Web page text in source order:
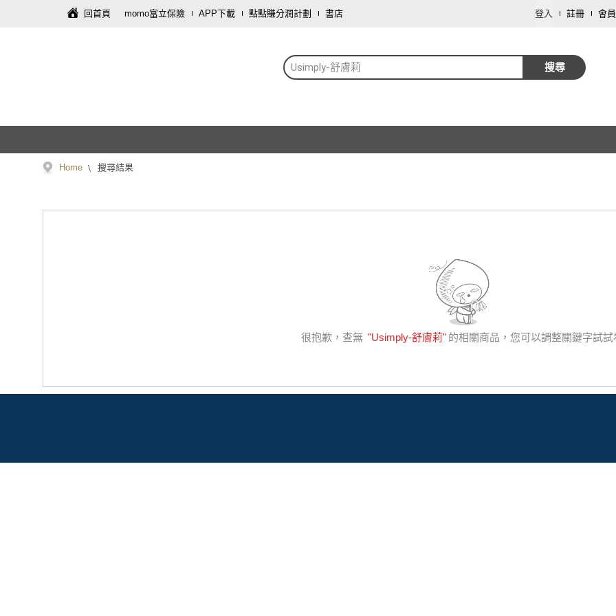
回首頁 momo富立保險 APP下載 點點賺分潤計劃 書店 登入 註冊 會
Usimply-舒膚莉 搜尋
Home 搜尋結果
很抱歉，查無 "Usimply-舒膚莉" 的相關商品，您可以調整關鍵字試試